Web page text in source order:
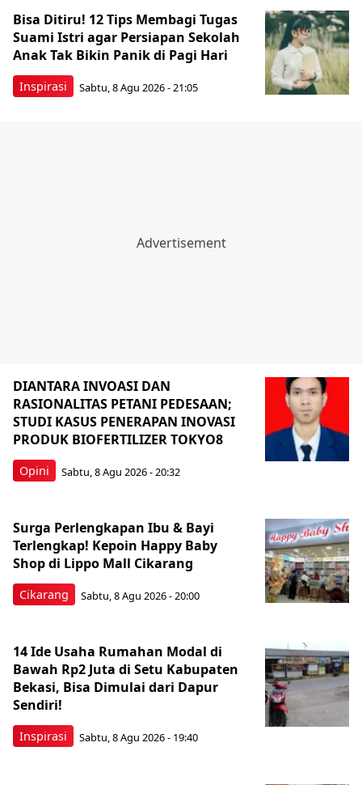
Inspirasi
Bisa Ditiru! 12 Tips Membagi Tugas
Suami Istri agar Persiapan Sekolah
Anak Tak Bikin Panik di Pagi Hari
Sabtu, 8 Agu 2026 - 21:05
Opini
DIANTARA INVOASI DAN
RASIONALITAS PETANI PEDESAAN;
STUDI KASUS PENERAPAN INOVASI
PRODUK BIOFERTILIZER TOKYO8
Sabtu, 8 Agu 2026 - 20:32
Cikarang
Surga Perlengkapan Ibu & Bayi
Terlengkap! Kepoin Happy Baby
Shop di Lippo Mall Cikarang
Sabtu, 8 Agu 2026 - 20:00
Inspirasi
14 Ide Usaha Rumahan Modal di
Bawah Rp2 Juta di Setu Kabupaten
Bekasi, Bisa Dimulai dari Dapur
Sendiri!
Sabtu, 8 Agu 2026 - 19:40